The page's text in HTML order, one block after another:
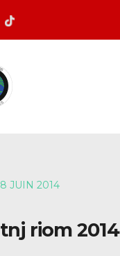
8 JUIN 2014
tnj riom 2014